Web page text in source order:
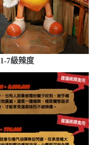
1-7級辣度